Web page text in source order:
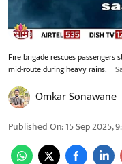
Fire brigade rescues
mid-route during heavy rains.
Omkar Sonawane
Published On:15 Sep 2025,